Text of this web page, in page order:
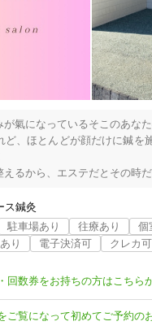
氣になっているそこのあな
ど、ほとんどが顔だけに鍼
るから、エステだとその時
る準備をしませんか？◆
症状。
ス鍼灸
駐車場あり 往療あり 個
り 電子決済可 クレカ可
回数券をお持ちの方はこちら
ご覧になって初めてご予約の